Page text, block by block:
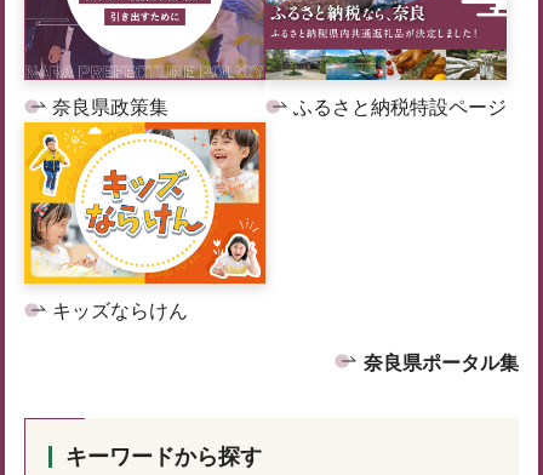
奈良県政策集 ふるさと納税特設ページ
キッズならけん
奈良県ポータル集
キーワードから探す